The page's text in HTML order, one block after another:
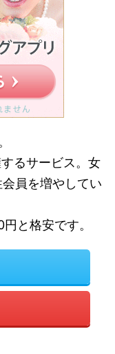
るサービス。女
員を増やしてい
と格安です。